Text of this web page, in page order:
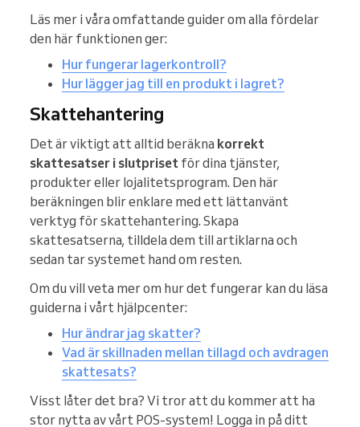
Läs mer i våra omfattande guider om alla fördelar
den här funktionen ger:
Hur fungerar lagerkontroll?
Hur lägger jag till en produkt i lagret?
Skattehantering
Det är viktigt att alltid beräkna korrekt
skattesatser i slutpriset för dina tjänster,
produkter eller lojalitetsprogram. Den här
beräkningen blir enklare med ett lättanvänt
verktyg för skattehantering. Skapa
skattesatserna, tilldela dem till artiklarna och
sedan tar systemet hand om resten.
Om du vill veta mer om hur det fungerar kan du läsa
guiderna i vårt hjälpcenter:
Hur ändrar jag skatter?
Vad är skillnaden mellan tillagd och avdragen
skattesats?
Visst låter det bra? Vi tror att du kommer att ha
stor nytta av vårt POS-system! Logga in på ditt